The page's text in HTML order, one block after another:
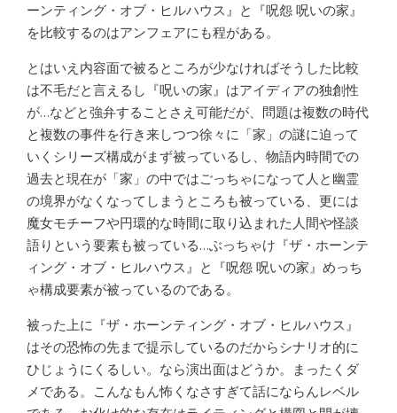
ーンティング・オブ・ヒルハウス』と『呪怨 呪いの家』
を比較するのはアンフェアにも程がある。
とはいえ内容面で被るところが少なければそうした比較
は不毛だと言えるし『呪いの家』はアイディアの独創性
が…などと強弁することさえ可能だが、問題は複数の時代
と複数の事件を行き来しつつ徐々に「家」の謎に迫って
いくシリーズ構成がまず被っているし、物語内時間での
過去と現在が「家」の中ではごっちゃになって人と幽霊
の境界がなくなってしまうところも被っている、更には
魔女モチーフや円環的な時間に取り込まれた人間や怪談
語りという要素も被っている…ぶっちゃけ『ザ・ホーンテ
ィング・オブ・ヒルハウス』と『呪怨 呪いの家』めっち
ゃ構成要素が被っているのである。
被った上に『ザ・ホーンティング・オブ・ヒルハウス』
はその恐怖の先まで提示しているのだからシナリオ的に
ひじょうにくるしい。なら演出面はどうか。まったくダ
メである。こんなもん怖くなさすぎて話にならんレベル